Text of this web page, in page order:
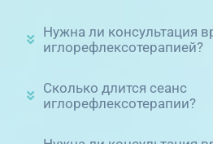
Нужна ли консультация
иглорефлексотерапией?
Сколько длится сеанс
иглорефлексотерапии?